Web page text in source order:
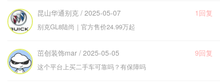
昆山华通别克 / 2025-05-07 1回复
别克GL8陆尚｜官方售价24.99万起
茁创装饰mar / 2025-05-05 9回复
这个平台上买二手车可靠吗？有保障吗